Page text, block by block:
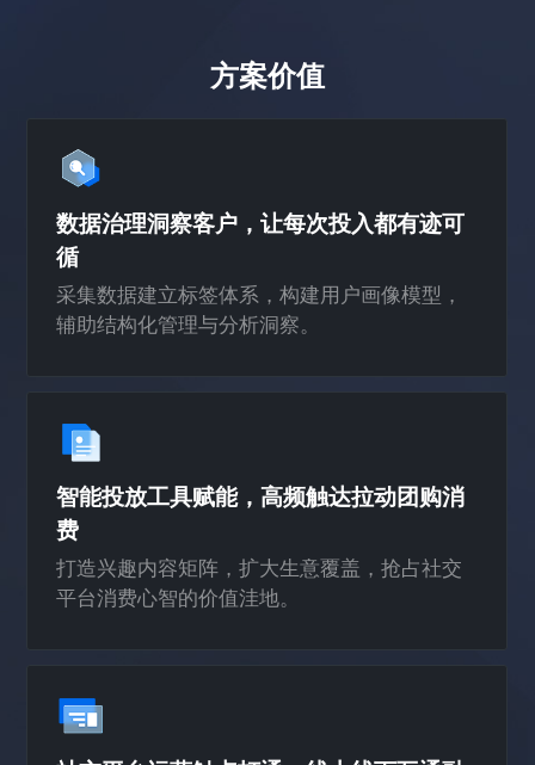
方案价值
数据治理洞察客户，让每次投入都有迹可
循
采集数据建立标签体系，构建用户画像模型，
辅助结构化管理与分析洞察。
智能投放工具赋能，高频触达拉动团购消
费
打造兴趣内容矩阵，扩大生意覆盖，抢占社交
平台消费心智的价值洼地。